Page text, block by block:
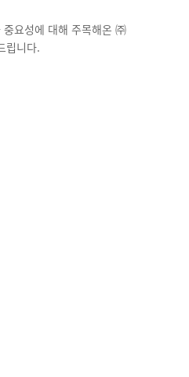
요성에 대해 주목해온 ㈜
립니다.